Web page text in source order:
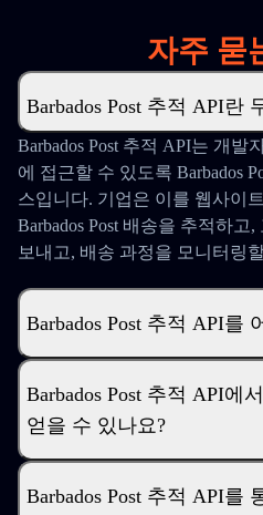
자주 묻
Barbados Post 추적 API란
Barbados Post 추적 API는 개발
에 접근할 수 있도록 Barbados
스입니다. 기업은 이를 웹사이
Barbados Post 배송을 추적하
보내고, 배송 과정을 모니터링
Barbados Post 추적 API를
Barbados Post 추적 API에
얻을 수 있나요?
Barbados Post 추적 API를